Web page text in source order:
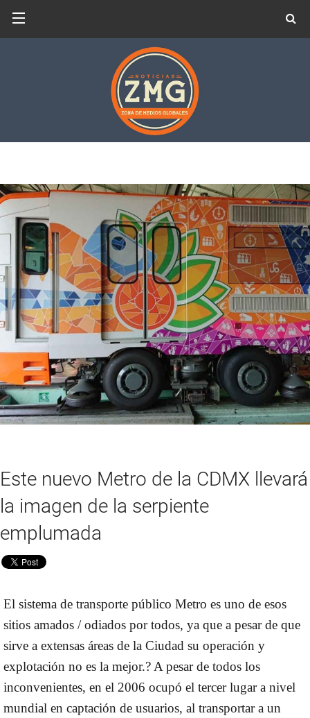
Este nuevo Metro de la CDMX llevará
la imagen de la serpiente
emplumada
El sistema de transporte público Metro es uno de esos
sitios amados / odiados por todos, ya que a pesar de que
sirve a extensas áreas de la Ciudad su operación y
explotación no es la mejor.? A pesar de todos los
inconvenientes, en el 2006 ocupó el tercer lugar a nivel
mundial en captación de usuarios, al transportar a un